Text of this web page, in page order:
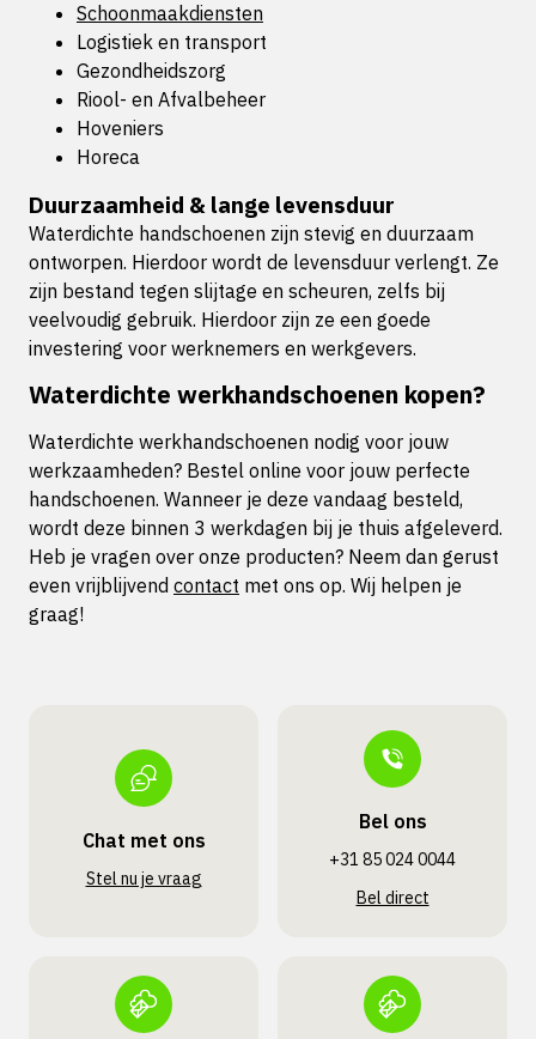
Schoonmaakdiensten
Logistiek en transport
Gezondheidszorg
Riool- en Afvalbeheer
Hoveniers
Horeca
Duurzaamheid & lange levensduur
Waterdichte handschoenen zijn stevig en duurzaam
ontworpen. Hierdoor wordt de levensduur verlengt. Ze
zijn bestand tegen slijtage en scheuren, zelfs bij
veelvoudig gebruik. Hierdoor zijn ze een goede
investering voor werknemers en werkgevers.
Waterdichte werkhandschoenen kopen?
Waterdichte werkhandschoenen nodig voor jouw
werkzaamheden? Bestel online voor jouw perfecte
handschoenen. Wanneer je deze vandaag besteld,
wordt deze binnen 3 werkdagen bij je thuis afgeleverd.
Heb je vragen over onze producten? Neem dan gerust
even vrijblijvend contact met ons op. Wij helpen je
graag!
Chat met ons
Stel nu je vraag
Bel ons
+31 85 024 0044
Bel direct